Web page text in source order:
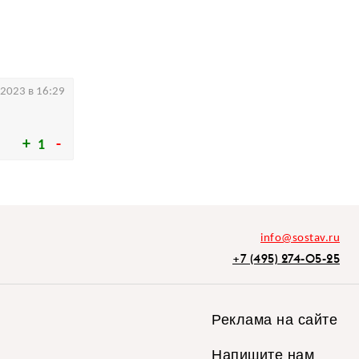
1
в 16:29
info@sostav.ru
+7 (495) 274-05-25
Реклама на сайте
Напишите нам